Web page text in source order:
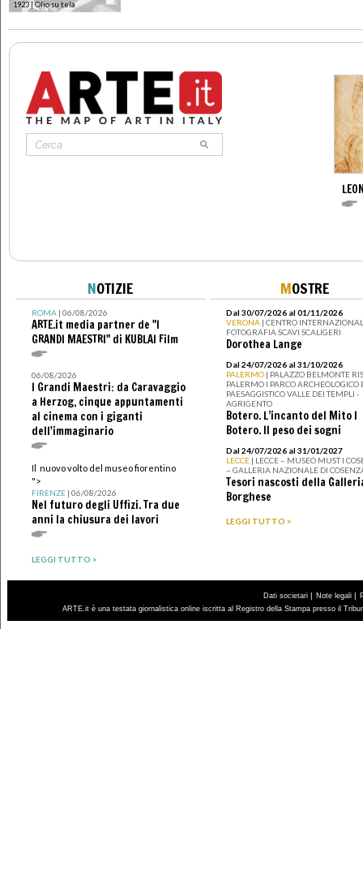
1923 | Olio su tela
NOTIZIE
ROMA| 06/08/2026
ARTE.it media partner de "I
GRANDI MAESTRI" di KUBLAI Film
06/08/2026
I Grandi Maestri: da Caravaggio
a Herzog, cinque appuntamenti
al cinema con i giganti
dell'immaginario
Il nuovo volto del museo fiorentino
">
FIRENZE| 06/08/2026
Nel futuro degli Uffizi. Tra due
anni la chiusura dei lavori
LEGGI TUTTO >
MOSTRE
Dal 30/07/2026 al 01/11/2026
VERONA | CENTRO
FOTOGRAFIA SCAVI SCALIGERI
Dorothea Lange
Dal 24/07/2026 al 31/10/2026
PALERMO | PALAZZO BELMONTE
PALERMO I PARCO ARCHEOLOGICO
PAESAGGISTICO VALLE DEI TEMPLI -
AGRIGENTO
Botero. L’incanto del Mito I
Botero. Il peso dei sogni
Dal 24/07/2026 al 31/01/2027
LECCE | LECCE – MUSEO MUST I
– GALLERIA NAZIONALE DI
Tesori nascosti della
Borghese
LEGGI TUTTO >
Dati societari | Note legali |
ARTE.it è una testata giornalistica online iscritta al Registro della Stampa presso il